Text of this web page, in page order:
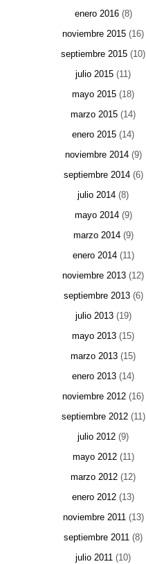
enero 2016(8)
noviembre 2015 (16)
septiembre 2015 (10)
julio 2015 (11)
mayo 2015 (18)
marzo 2015 (14)
enero 2015 (14)
noviembre 2014(9)
septiembre 2014(6)
julio 2014 (8)
mayo 2014(9)
marzo 2014(9)
enero 2014(11)
noviembre 2013 (12)
septiembre 2013(6)
julio 2013(19)
mayo 2013 (15)
marzo 2013 (15)
enero 2013 (14)
noviembre 2012 (16)
septiembre 2012(11)
julio 2012 (9)
mayo 2012(11)
marzo 2012 (12)
enero 2012 (13)
noviembre 2011(13)
septiembre 2011 (8)
julio 2011 (10)